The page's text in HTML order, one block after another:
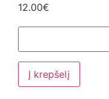
12.00€
Į krepšelį